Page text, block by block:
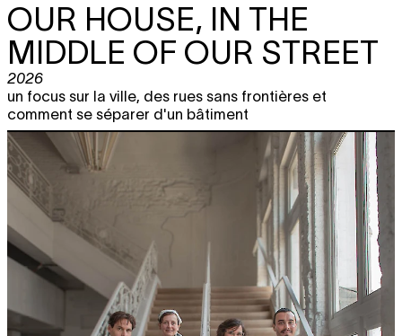
OUR HOUSE, IN THE
MIDDLE OF OUR STREET
2026
un focus sur la ville, des rues sans frontières et
comment se séparer d'un bâtiment